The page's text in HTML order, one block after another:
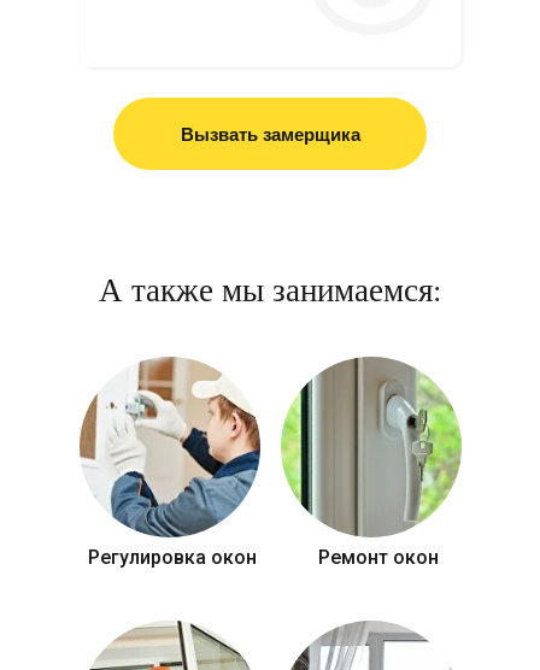
Вызвать замерщика
А также мы занимаемся:
Регулировка окон Ремонт окон